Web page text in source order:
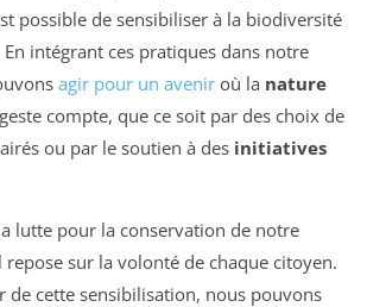
possible de sensibiliser à la biodiversité
En intégrant ces pratiques dans notre
agir pour un avenir où la nature
compte, que ce soit par des choix de
ou par le soutien à des initiatives
lutte pour la conservation de notre
sur la volonté de chaque citoyen.
de cette sensibilisation, nous pouvons